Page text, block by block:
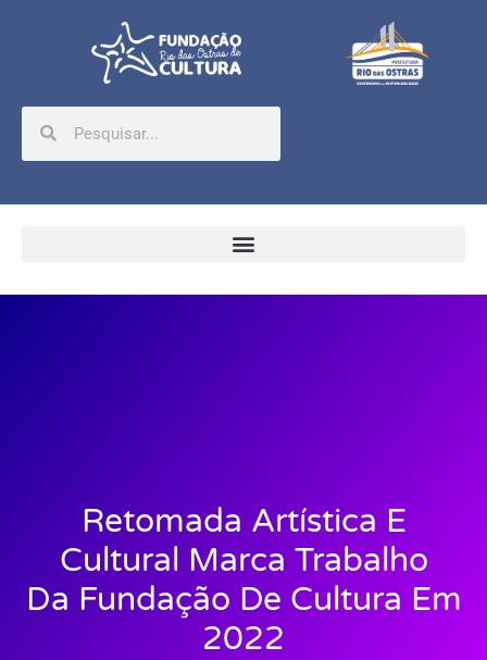
Retomada Artística E
Cultural Marca Trabalho
Da Fundação De Cultura Em
2022